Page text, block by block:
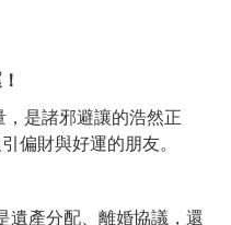
是諸邪避讓的浩然正
偏財與好運的朋友。
遺產分配、離婚協議，還